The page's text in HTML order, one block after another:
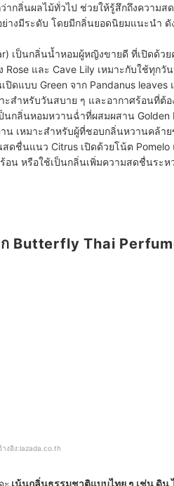
กลิ่นผลไม้ทั่วไป ช่วยให้รู้สึกถึงความส
างมีระดับ โดยมีกลิ่นยอดนิยมแนะนำ ดั
เป็นกลิ่นน้ำหอมผู้หญิงขายดี ที่เปิดด้ว
Rose และ Cave Lily เหมาะกับใช้ทุกวั
ปิดแบบ Green จาก Pandanus leaves
ะสำหรับวันสบาย ๆ และอากาศร้อนที่ต้
นกลิ่นหอมหวานฉ่ำที่ผสมผสาน Golden
น เหมาะสำหรับผู้ที่ชอบกลิ่นหวานคล้า
สดชื่นแนว Citrus เปิดด้วยโน้ต
อน หรือใช้เป็นกลิ่นเพิ่มความสดชื่นระห
Butterfly Thai
างอิง:lazada.co.th
ะเน้นกลิ่นธรรมชาติแบบไทย ๆ เช่น ดิน